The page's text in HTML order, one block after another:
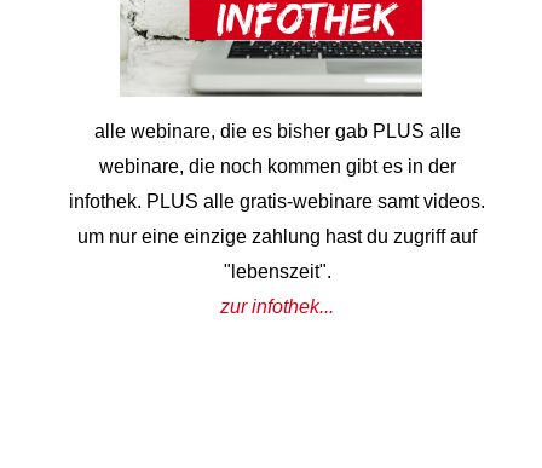
alle webinare, die es bisher gab PLUS alle
webinare, die noch kommen gibt es in der
infothek. PLUS alle gratis-webinare samt videos.
um nur eine einzige zahlung hast du zugriff auf
"lebenszeit".
zur infothek...